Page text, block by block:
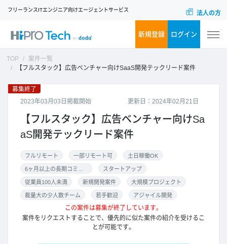
フリーランスITエンジニア向けエージェントサービス 法人の方
新規登録 ログイン
TOP
案件一覧
【フルスタック】広告ベンチャー向けSaaS開発テックリード案件
更新日：2024年02月21日
募集終了
2023年03月03日掲載開始
【フルスタック】広告ベンチャー向けSa
aS開発テックリード案件
フルリモート 一部リモート可 土日稼働OK
スタートアップ
従業員100人未満 新規開発案件 大規模プロジェクト
裁量大の少人数チーム 若手歓迎 アジャイル開発
この案件は募集が終了しています。
案件をリクエストすることで、優先的に似た案件の紹介を受けるこ
とが可能です。